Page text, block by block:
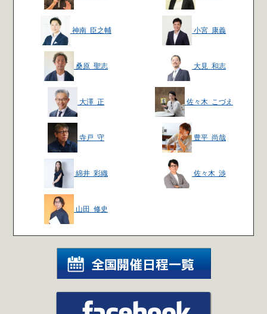
神南 臣之輔 小宮 康義
桑原 聖志 大見 和志
大澤 正 佐々木 こづえ
寺戸 守 豊平 尚哉
綿井 彩織 佐々木 渉
山田 修史